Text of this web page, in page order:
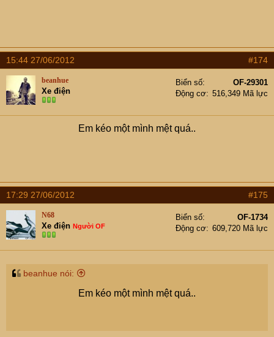
15:44 27/06/2012 #174
beanhue
Xe điện
Biển số
OF-29301
Động cơ
516,349 Mã lực
Em kéo một mình mệt quá..
17:29 27/06/2012 #175
N68
Xe điện Người OF
Biển số
OF-1734
Động cơ
609,720 Mã lực
beanhue nói:
Em kéo một mình mệt quá..